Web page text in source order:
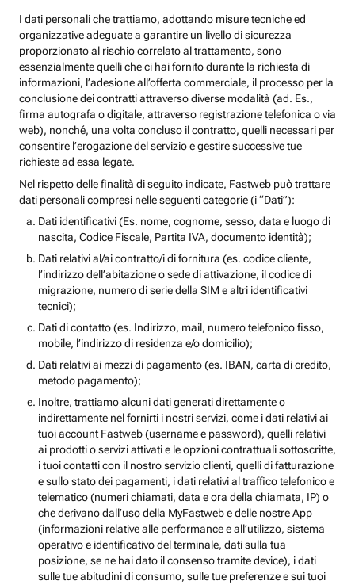
I dati personali che trattiamo, adottando misure tecniche ed
organizzative adeguate a garantire un livello di sicurezza
proporzionato al rischio correlato al trattamento, sono
essenzialmente quelli che ci hai fornito durante la richiesta di
informazioni, l’adesione all’offerta commerciale, il processo per la
conclusione dei contratti attraverso diverse modalità (ad. Es.,
firma autografa o digitale, attraverso registrazione telefonica o via
web), nonché, una volta concluso il contratto, quelli necessari per
consentire l’erogazione del servizio e gestire successive tue
richieste ad essa legate.
Nel rispetto delle finalità di seguito indicate, Fastweb può trattare
dati personali compresi nelle seguenti categorie (i “Dati”):
Dati identificativi (Es. nome, cognome, sesso, data e luogo di
nascita, Codice Fiscale, Partita IVA, documento identità);
Dati relativi al/ai contratto/i di fornitura (es. codice cliente,
l’indirizzo dell’abitazione o sede di attivazione, il codice di
migrazione, numero di serie della SIM e altri identificativi
tecnici);
Dati di contatto (es. Indirizzo, mail, numero telefonico fisso,
mobile, l’indirizzo di residenza e/o domicilio);
Dati relativi ai mezzi di pagamento (es. IBAN, carta di credito,
metodo pagamento);
Inoltre, trattiamo alcuni dati generati direttamente o
indirettamente nel fornirti i nostri servizi, come i dati relativi ai
tuoi account Fastweb (username e password), quelli relativi
ai prodotti o servizi attivati e le opzioni contrattuali sottoscritte,
i tuoi contatti con il nostro servizio clienti, quelli di fatturazione
e sullo stato dei pagamenti, i dati relativi al traffico telefonico e
telematico (numeri chiamati, data e ora della chiamata, IP) o
che derivano dall’uso della MyFastweb e delle nostre App
(informazioni relative alle performance e all’utilizzo, sistema
operativo e identificativo del terminale, dati sulla tua
posizione, se ne hai dato il consenso tramite device), i dati
sulle tue abitudini di consumo, sulle tue preferenze e sui tuoi